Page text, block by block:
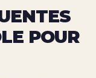
POUR